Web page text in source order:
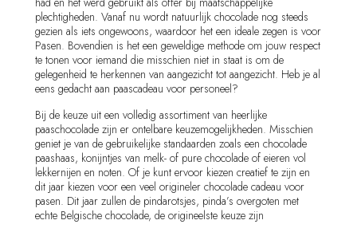
plechtigheden. Vanaf nu wordt natuurlijk chocolade nog steeds
gezien als iets ongewoons, waardoor het een ideale zegen is voor
Pasen. Bovendien is het een geweldige methode om jouw respect
te tonen voor iemand die misschien niet in staat is om de
gelegenheid te herkennen van aangezicht tot aangezicht. Heb je al
eens gedacht aan paascadeau voor personeel?
Bij de keuze uit een volledig assortiment van heerlijke
paaschocolade zijn er ontelbare keuzemogelijkheden. Misschien
geniet je van de gebruikelijke standaarden zoals een chocolade
paashaas, konijntjes van melk- of pure chocolade of eieren vol
lekkernijen en noten. Of je kunt ervoor kiezen creatief te zijn en
dit jaar kiezen voor een veel origineler chocolade cadeau voor
pasen. Dit jaar zullen de pindarotsjes, pinda’s overgoten met
echte Belgische chocolade, de origineelste keuze zijn